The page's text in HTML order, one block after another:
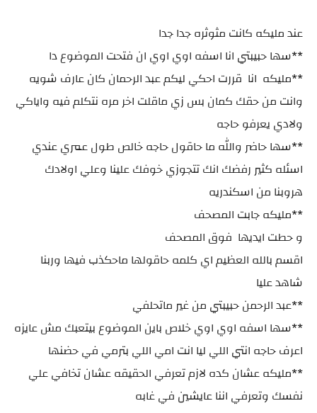
عند مليكه كانت مثوثره جدا جدا
**سها حبيبتي انا اسفه اوي اوي ان فتحت الموضوع دا
**مليكه انا قررت احكي ليكم عبد الرحمان كان عارف شويه
وانت من حقك كمان بس زي ماقلت اخر مره نتكلم فيه واياكي
ولادي يعرفو حاجه
**سها حاضر والله ما حاقول حاجه خالص طول عمري عندي
اسئله كثير رفضك انك تتجوزي خوفك علينا وعلي اولادك
هروبنا من اسكندريه
**مليكه جابت المصحف
و حطت ايديها فوق المصحف
اقسم بالله العظيم اي كلمه حاقولها ماحكذب فيها وربنا
شاهد عليا
**عبد الرحمن حبيبتي من غير ماتحلفي
**سها اسفه اوي اوي خلاص باين الموضوع بيتعبك مش عايزه
اعرف حاجه انتي اللي ليا انت امي اللي بترمي في حضنها
**مليكه عشان كده لازم تعرفي الحقيقه عشان تخافي علي
نفسك وتعرفي اننا عايشين في غابه